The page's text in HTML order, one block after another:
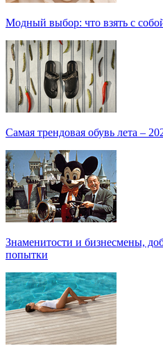
Модный выбор: что взять с
Самая трендовая обувь лета –
Знаменитости и бизнесмены,
попытки